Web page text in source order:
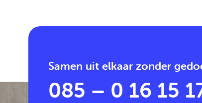
Samen uit elkaar zonder
085 – 0 16 15